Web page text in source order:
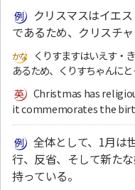
クリスマスはイエ
であるため、クリスチ
くりすますはいえす・
あるため、くりすちゃんに
Christmas has
it commemorates the
全体として、1月は
行、反省、そして新た
持っている。